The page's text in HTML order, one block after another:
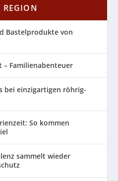
Bastelprodukte von
– Familienabenteuer
bei einzigartigen röhrig-
So kommen
sammelt wieder